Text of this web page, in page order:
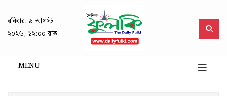
রবিবার, ৯ আগস্ট
২০২৬, ১২:০০ রাত
MENU